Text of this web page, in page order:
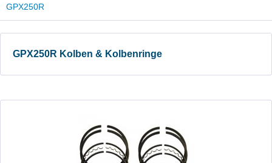
GPX250R
GPX250R Kolben & Kolbenringe